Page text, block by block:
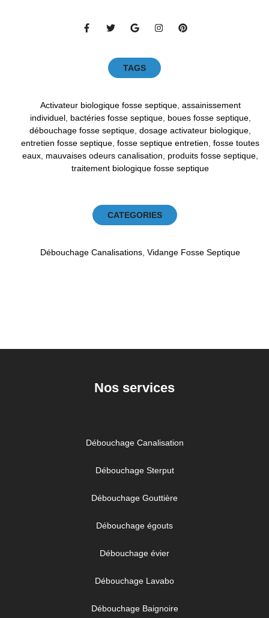
TAGS
Activateur biologique fosse septique, assainissement
individuel, bactéries fosse septique, boues fosse septique,
débouchage fosse septique dosage activateur biologique
entretien fosse septique fosse septique entretien fosse toutes
eaux mauvaises odeurs canalisation produits fosse septique
traitement biologique fosse septique
CATEGORIES
Débouchage Canalisations Vidange Fosse Septique
Nos services
Débouchage Canalisation
Débouchage Sterput
Débouchage Gouttière
Débouchage égouts
Débouchage évier
Débouchage Lavabo
Débouchage Baignoire